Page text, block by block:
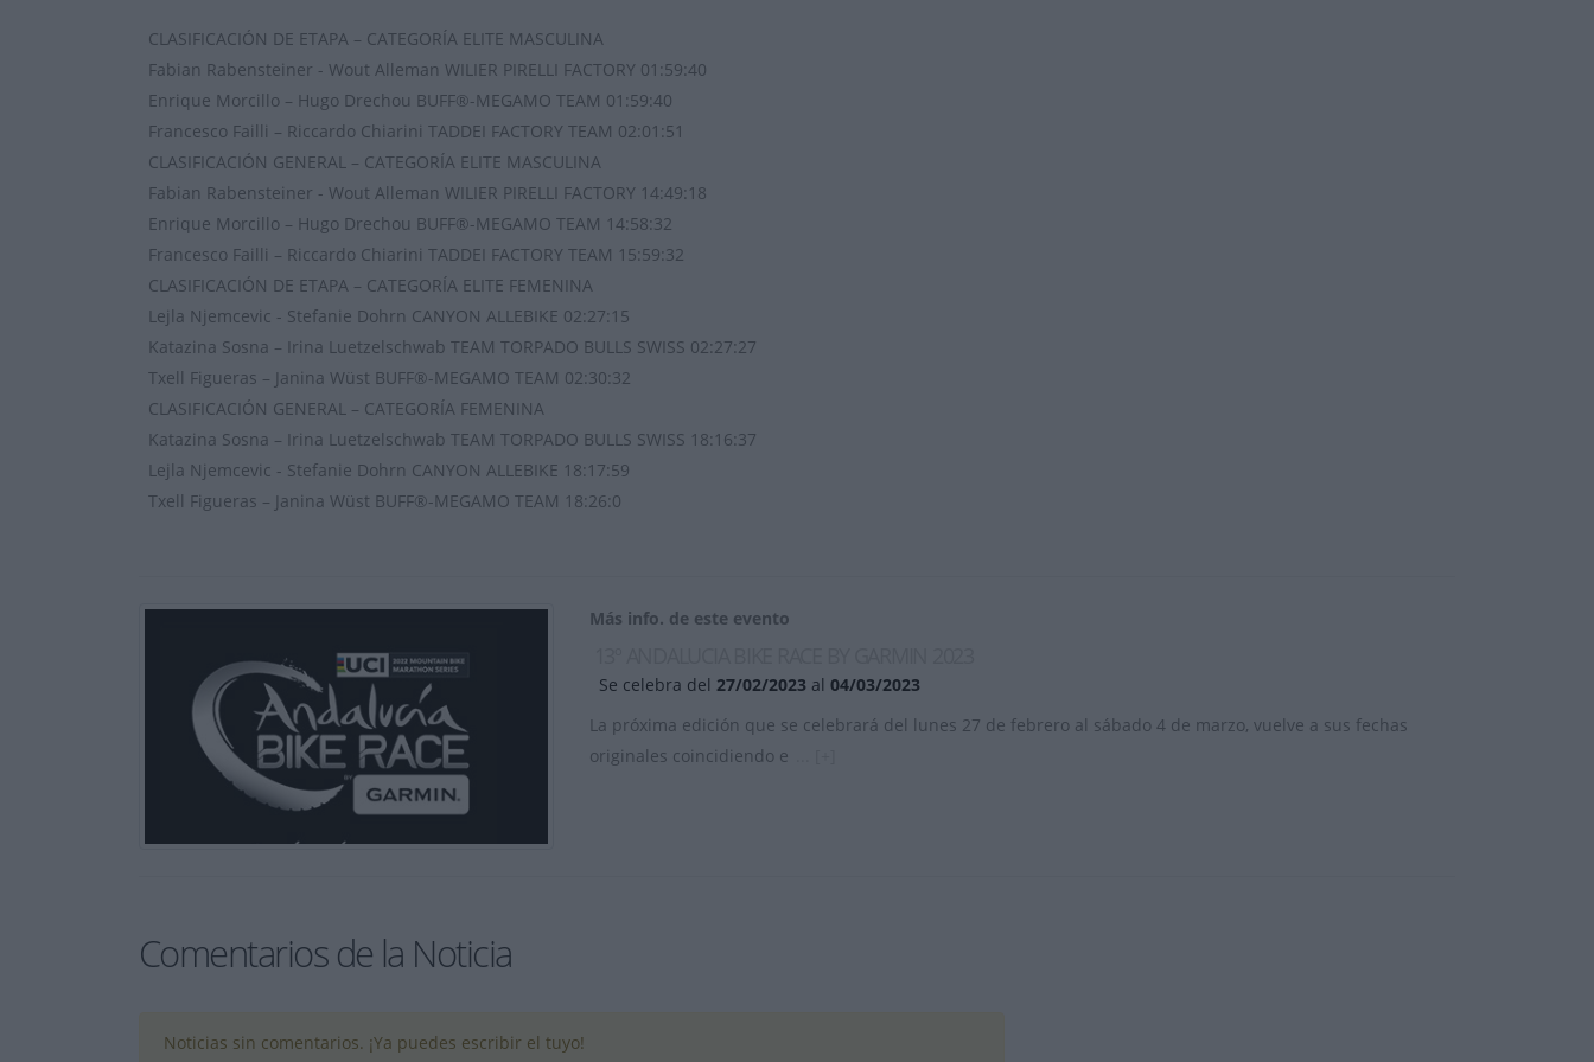
CLASIFICACIÓN DE ETAPA – CATEGORÍA ELITE MASCULINA
Fabian Rabensteiner - Wout Alleman WILIER PIRELLI FACTORY 01:59:40
Enrique Morcillo – Hugo Drechou BUFF®-MEGAMO TEAM 01:59:40
Francesco Failli – Riccardo Chiarini TADDEI FACTORY TEAM 02:01:51
CLASIFICACIÓN GENERAL – CATEGORÍA ELITE MASCULINA
Fabian Rabensteiner - Wout Alleman WILIER PIRELLI FACTORY 14:49:18
Enrique Morcillo – Hugo Drechou BUFF®-MEGAMO TEAM 14:58:32
Francesco Failli – Riccardo Chiarini TADDEI FACTORY TEAM 15:59:32
CLASIFICACIÓN DE ETAPA – CATEGORÍA ELITE FEMENINA
Lejla Njemcevic - Stefanie Dohrn CANYON ALLEBIKE 02:27:15
Katazina Sosna – Irina Luetzelschwab TEAM TORPADO BULLS SWISS 02:27:27
Txell Figueras – Janina Wüst BUFF®-MEGAMO TEAM 02:30:32
CLASIFICACIÓN GENERAL – CATEGORÍA FEMENINA
Katazina Sosna – Irina Luetzelschwab TEAM TORPADO BULLS SWISS 18:16:37
Lejla Njemcevic - Stefanie Dohrn CANYON ALLEBIKE 18:17:59
Txell Figueras – Janina Wüst BUFF®-MEGAMO TEAM 18:26:0
Más info. de este evento
Se celebra del 27/02/2023 al 04/03/2023
La próxima edición que se celebrará del lunes 27 de febrero al sábado 4 de marzo, vuelve a sus fechas
originales coincidiendo e
Comentarios de la Noticia
Noticias sin comentarios. ¡Ya puedes escribir el tuyo!